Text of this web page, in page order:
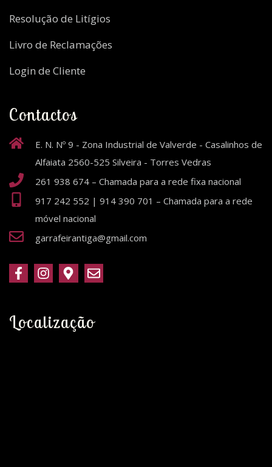
Resolução de Litígios
Livro de Reclamações
Login de Cliente
Contactos
E. N. Nº 9 - Zona Industrial de Valverde - Casalinhos de
Alfaiata 2560-525 Silveira - Torres Vedras
261 938 674 – Chamada para a rede fixa nacional
917 242 552 | 914 390 701 – Chamada para a rede
móvel nacional
garrafeirantiga@gmail.com
Localização